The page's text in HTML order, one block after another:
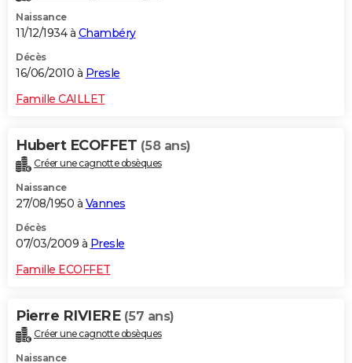
Naissance
11/12/1934 à Chambéry
Décès
16/06/2010 à Presle
Famille CAILLET
Hubert ECOFFET (58 ans)
Créer une cagnotte obsèques
Naissance
27/08/1950 à Vannes
Décès
07/03/2009 à Presle
Famille ECOFFET
Pierre RIVIERE (57 ans)
Créer une cagnotte obsèques
Naissance